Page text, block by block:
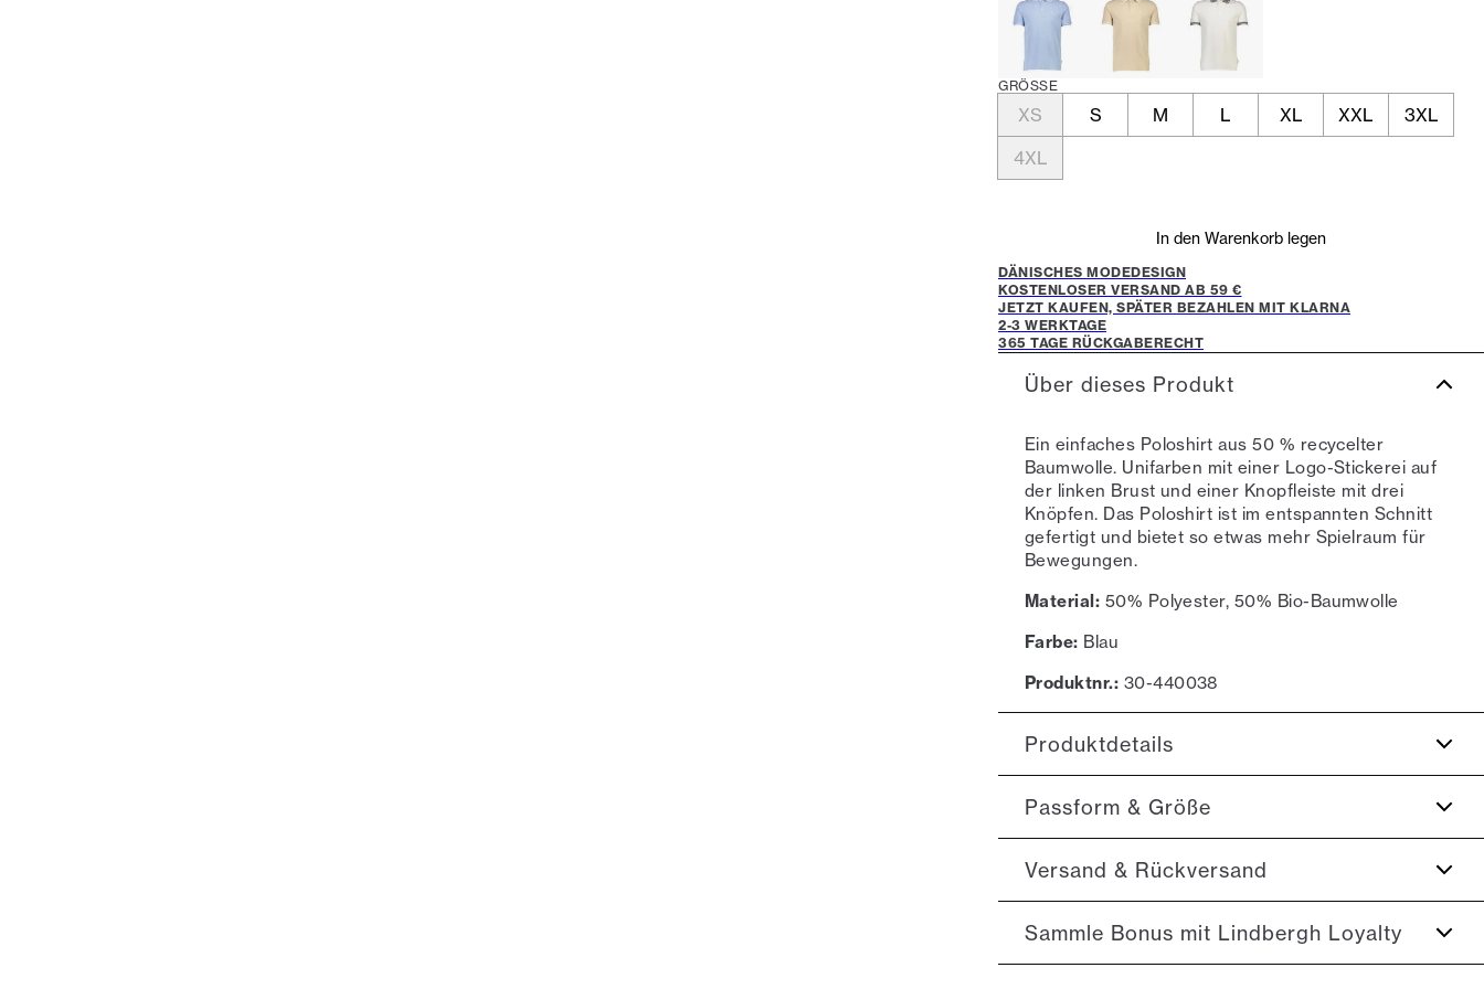
GRÖSSE
XS S M L XL XXL
3XL
4XL
In den Warenkorb legen
DÄNISCHES MODEDESIGN
KOSTENLOSER VERSAND AB 59 €
JETZT KAUFEN, SPÄTER BEZAHLEN MIT KLARNA
2-3 WERKTAGE
365 TAGE RÜCKGABERECHT
Über dieses Produkt
Ein einfaches Poloshirt aus 50 % recycelter
Baumwolle. Unifarben mit einer Logo-Stickerei auf
der linken Brust und einer Knopfleiste mit drei
Knöpfen. Das Poloshirt ist im entspannten Schnitt
gefertigt und bietet so etwas mehr Spielraum für
Bewegungen.
Material: 50% Polyester, 50% Bio-Baumwolle
Farbe: Blau
Produktnr.: 30-440038
Produktdetails
Farbige Details an den Ärmeln.
Aufnäher mit Logo unten links.
Hergestellt aus Bio-Baumwolle.
Knopfleiste mit drei Knöpfen.
Gesticktes Logo auf der linken Seite der Brust.
Farbdetails am Kragen.
Passform & Größe
Fit:Relaxed fit
Nah am Körper sitzende Passform, die angenehm
anliegt, ohne einzuengen
Model:Das Model ist 1,87 m groß und hat einen
Versand & Rückversand
2-3 Werktage.
Versand: 5€
Sammle Bonus mit Lindbergh Loyalty